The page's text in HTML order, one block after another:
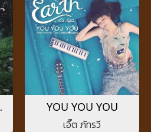
YOU YOU YOU
เอิ๊ต ภัทรวี